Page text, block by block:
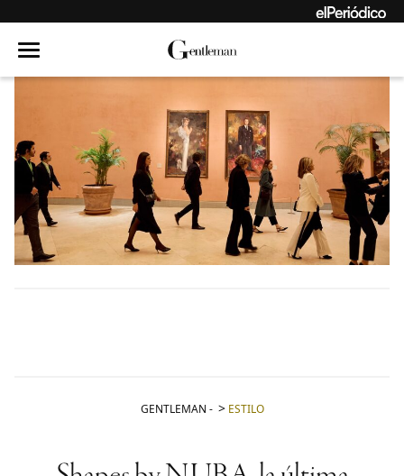
GENTLEMAN - ESTILO